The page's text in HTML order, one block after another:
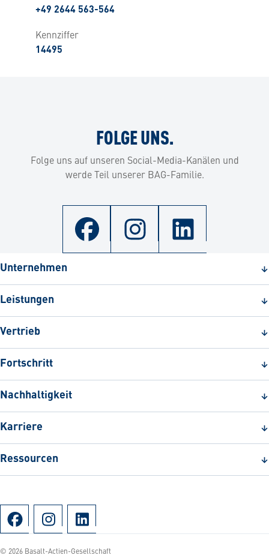
+49 2644 563-564
Kennziffer
14495
FOLGE UNS.
Folge uns auf unseren Social-Media-Kanälen und
werde Teil unserer BAG-Familie.
Unternehmen
Leistungen
Vertrieb
Fortschritt
Nachhaltigkeit
Karriere
Ressourcen
© 2026 Basalt-Actien-Gesellschaft